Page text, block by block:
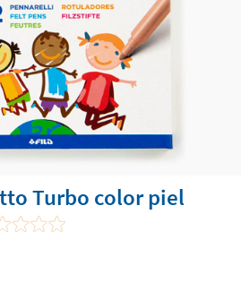
Turbo color piel